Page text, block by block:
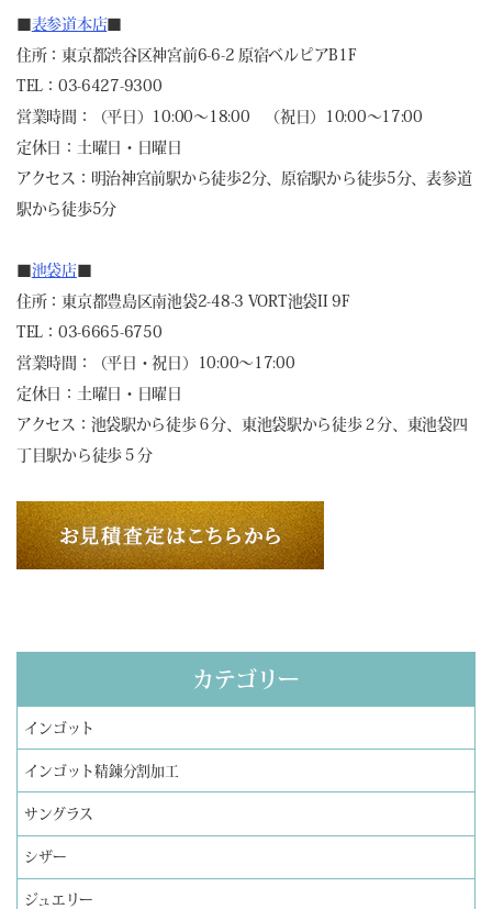
表参道本店
住所：東京都渋谷区神宮前6-6-2 原宿ベルピアB1F
TEL：03-6427-9300
営業時間：（平日）10:00～18:00 （祝日）10:00～17:00
定休日：土曜日・日曜日
アクセス：明治神宮前駅から徒歩2分、原宿駅から徒歩5分、表参道
駅から徒歩5分
池袋店
住所：東京都豊島区南池袋2-48-3 VORT池袋II 9F
TEL：03-6665-6750
営業時間：（平日・祝日）10:00～17:00
定休日：土曜日・日曜日
アクセス：池袋駅から徒歩６分、東池袋駅から徒歩２分、東池袋四
丁目駅から徒歩５分
カテゴリー
インゴット
インゴット精錬分割加工
サングラス
シザー
ジュエリー